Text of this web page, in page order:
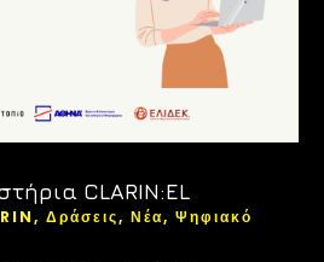
CLARIN:EL
,Δράσεις,Νέα,Ψηφιακό